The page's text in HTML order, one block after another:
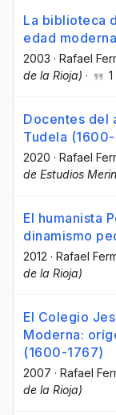
La biblioteca
edad moderna
2003 · Rafael
de la Rioja) · 1
Docentes del
Tudela
2020 · Rafael
de Estudios
El humanista
dinamismo
2012 · Rafael
de la Rioja)
El Colegio
Moderna:
(1600-1767)
2007 · Rafael
de la Rioja)